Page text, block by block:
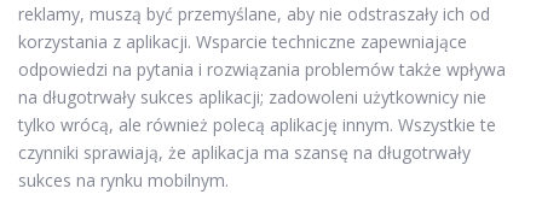
reklamy, muszą być przemyślane, aby nie odstraszały ich od
korzystania z aplikacji. Wsparcie techniczne zapewniające
odpowiedzi na pytania i rozwiązania problemów także wpływa
na długotrwały sukces aplikacji; zadowoleni użytkownicy nie
tylko wrócą, ale również polecą aplikację innym. Wszystkie te
czynniki sprawiają, że aplikacja ma szansę na długotrwały
sukces na rynku mobilnym.